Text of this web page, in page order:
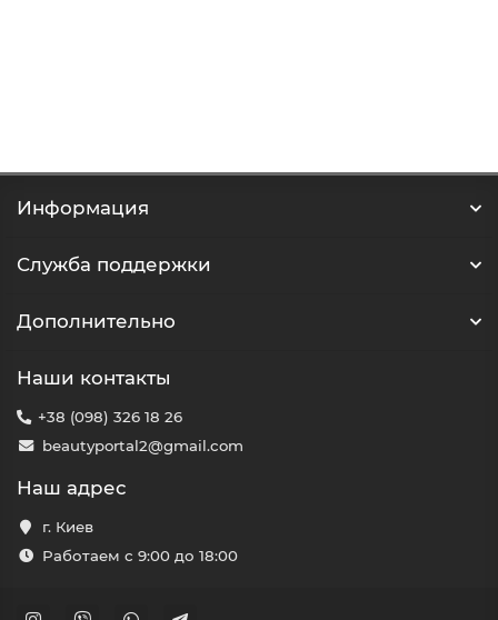
Информация
Служба поддержки
Дополнительно
Наши контакты
+38 (098) 326 18 26
beautyportal2@gmail.com
Наш адрес
г. Киев
Работаем с 9:00 до 18:00